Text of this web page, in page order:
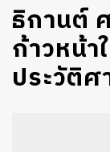
ธิกานต์
ก้าวหน้
ประวัติ